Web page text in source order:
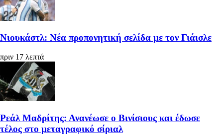
Νιουκάστλ: Νέα προπονητική σελίδα με τον Γιάισλε
πριν 17 λεπτά
Ρεάλ Μαδρίτης: Ανανέωσε ο Βινίσιους και έδωσε
τέλος στο μεταγραφικό σίριαλ